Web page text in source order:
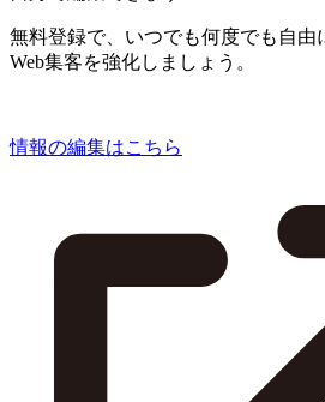
無料登録で、いつでも何度でも自由
Web集客を強化しましょう。
情報の編集はこちら